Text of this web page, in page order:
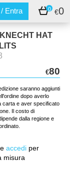
Entra 0 €0
HAT
€80
saranno aggiunti
dopo averlo
carta e aver specificato
Il costo di
dalla regione e
accedi per
misura